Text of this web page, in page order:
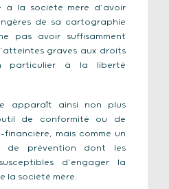
à la société mère d’avoir
de sa cartographie
pas avoir suffisamment
graves aux droits
particulier à la liberté
apparaît ainsi non plus
de conformité ou de
mais comme un
de prévention dont les
d’engager la
la société mère.